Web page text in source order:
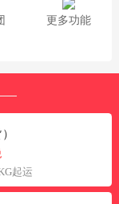
更多功能
起运